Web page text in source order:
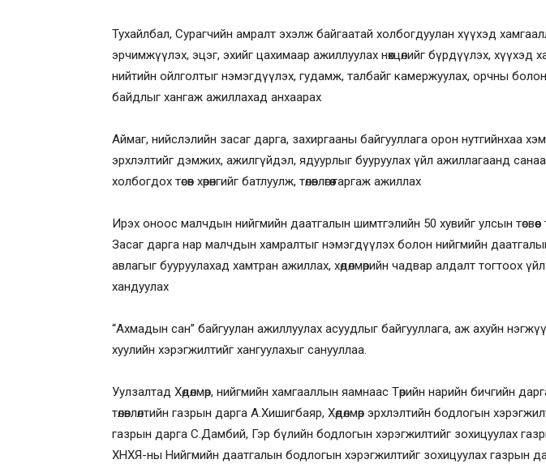
Тухайлбал, Сурагчийн амралт эхэлж байгаатай холбогдуулан хүүхэд
эрчимжүүлэх, эцэг, эхийг цахимаар ажиллуулах нөхцөлийг бүрдүүлэх, хүүхэд
нийтийн ойлголтыг нэмэгдүүлэх, гудамж, талбайг камержуулах, орчны
байдлыг хангаж ажиллахад анхаарах
Аймаг, нийслэлийн засаг дарга, захиргааны байгууллага орон нутгийнхаа
эрхлэлтийг дэмжих, ажилгүйдэл, ядуурлыг бууруулах үйл ажиллагаанд
холбогдох төсөв хөрөнгийг батлуулж, төлөвлөгөө гаргаж ажиллах
Ирэх оноос малчдын нийгмийн даатгалын шимтгэлийн 50 хувийг улсын төсвөөс
Засаг дарга нар малчдын хамралтыг нэмэгдүүлэх болон нийгмийн
авлагыг бууруулахад хамтран ажиллах, хөдөлмөрийн чадвар алдалт тогтоох
хандуулах
“Ахмадын сан” байгуулан ажиллуулах асуудлыг байгууллага, аж ахуйн
хуулийн хэрэгжилтийг хангуулахыг санууллаа.
Уулзалтад Хөдөлмөр, нийгмийн хамгааллын яамнаас Төрийн нарийн бичгийн
төлөвлөлтийн газрын дарга А.Хишигбаяр, Хөдөлмөр эрхлэлтийн бодлогын
газрын дарга С.Дамбий, Гэр бүлийн бодлогын хэрэгжилтийг зохицуулах
ХНХЯ-ны Нийгмийн даатгалын бодлогын хэрэгжилтийг зохицуулах газрын